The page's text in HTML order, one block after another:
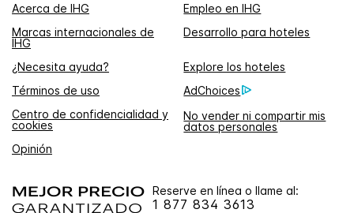
Acerca de IHG
Empleo en IHG
Marcas internacionales de
IHG
Desarrollo para hoteles
¿Necesita ayuda?
Explore los hoteles
Términos de uso
AdChoices
Centro de confidencialidad y
cookies
No vender ni compartir mis
datos personales
Opinión
Reserve en línea o llame al:
1 877 834 3613